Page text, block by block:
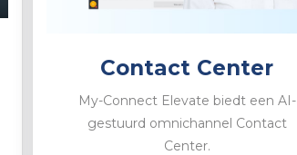
Contact Center
My-Connect Elevate biedt een AI-
gestuurd omnichannel Contact
Center.